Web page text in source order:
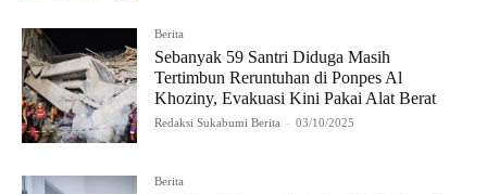
Berita
Sebanyak 59 Santri Diduga Masih
Tertimbun Reruntuhan di Ponpes Al
Khoziny, Evakuasi Kini Pakai Alat Berat
Redaksi Sukabumi Berita - 03/10/2025
Berita